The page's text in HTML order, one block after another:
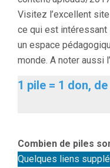
Visitez l’excellent
ce qui est intéressant
un espace
monde. A noter aussi
1 pile = 1 don,
Combien de piles
Quelques liens